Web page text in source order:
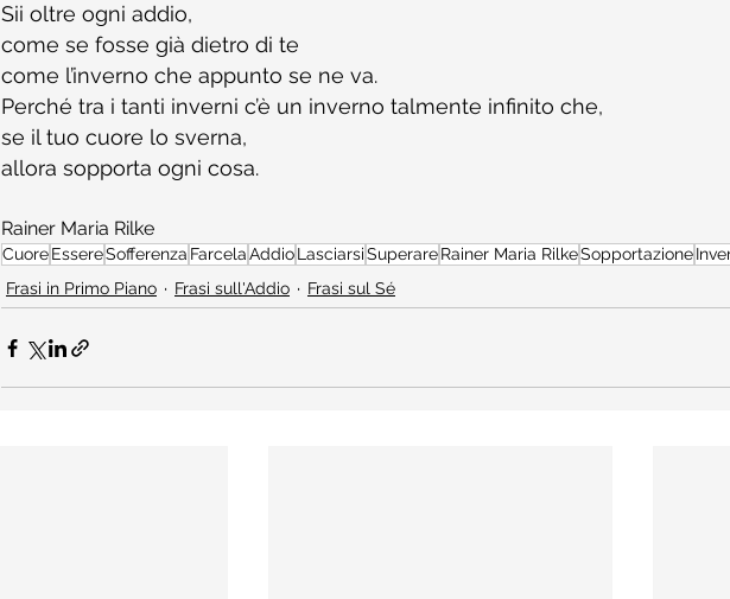
Sii oltre ogni addio,
come se fosse già dietro di te
come l’inverno che appunto se ne va.
Perché tra i tanti inverni c’è un inverno talmente infinito che,
se il tuo cuore lo sverna,
allora sopporta ogni cosa.
Rainer Maria Rilke
CuoreEssereSofferenza FarcelaAddioLasciarsiSuperareRainer Maria RilkeSopportazione
Frasi in Primo Piano
Frasi sull'Addio Frasi sul Sé